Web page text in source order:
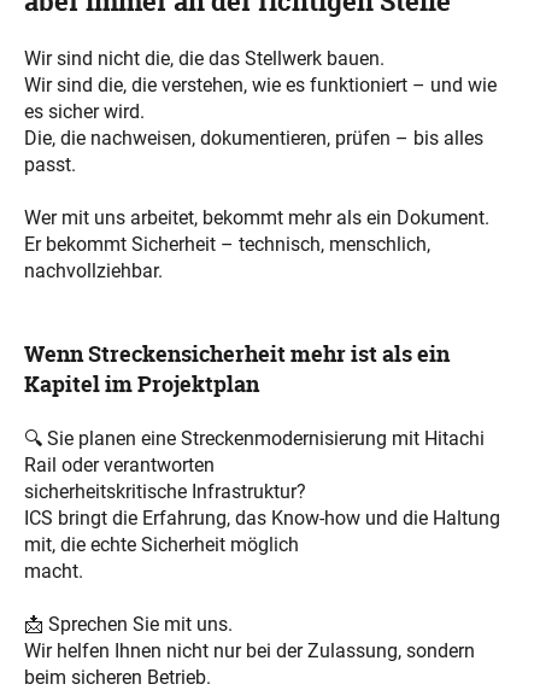
Wir sind nicht die, die das Stellwerk bauen.
Wir sind die, die verstehen, wie es funktioniert – und wie
es sicher wird.
Die, die nachweisen, dokumentieren, prüfen – bis alles
passt.
Wer mit uns arbeitet, bekommt mehr als ein Dokument.
Er bekommt Sicherheit – technisch, menschlich,
nachvollziehbar.
Wenn Streckensicherheit mehr ist als ein
Kapitel im Projektplan
🔍 Sie planen eine Streckenmodernisierung mit Hitachi
Rail oder verantworten
sicherheitskritische Infrastruktur?
ICS bringt die Erfahrung, das Know-how und die Haltung
mit, die echte Sicherheit möglich
macht.
📩 Sprechen Sie mit uns.
Wir helfen Ihnen nicht nur bei der Zulassung, sondern
beim sicheren Betrieb.